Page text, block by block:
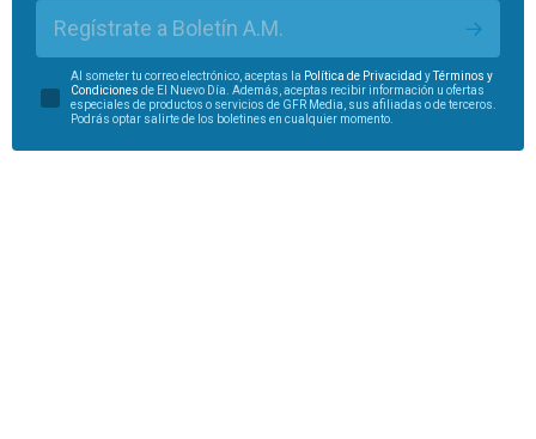
Regístrate a Boletín A.M.
Al someter tu correo electrónico, aceptas la Política de Privacidad yTérminos y
Condiciones de El Nuevo Día. Además, aceptas recibir información u ofertas
especiales de productos o servicios de GFR Media, sus afiliadas o de terceros.
Podrás optar salirte de los boletines en cualquier momento.